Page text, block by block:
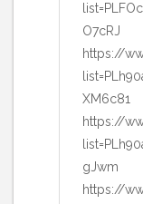
O7cRJ
https://
XM6c81
https://
gJwm
https://